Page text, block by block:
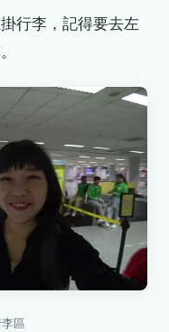
行李，記得要去左
區